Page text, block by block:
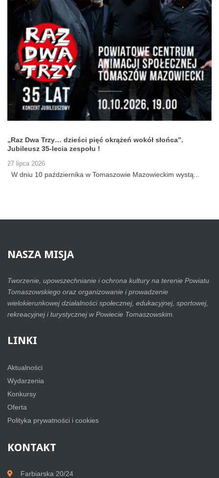
„Raz Dwa Trzy… dzieści pięć okrążeń wokół słońca”.
Jubileusz 35-lecia zespołu !
27 lipca 2026
W dniu 10 października w Tomaszowie Mazowieckim wystą...
NASZA MISJA
Tworzenie, upowszechnianie i ochrona kultury na terenie Powiatu
Tomaszowskiego oraz organizowanie i prowadzenie
wielokierunkowej działalności społecznej, edukacyjnej, sportowej,
rekreacyjnej i turystycznej w Powiecie Tomaszowskim.
LINKI
Aktualności
Wydarzenia
Konkursy
Oferta
Polityka prywatności i cookies
KONTAKT
Farbiarska 20/24